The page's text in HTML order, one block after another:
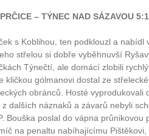
– TÝNEC NAD SÁZAVOU 5:1
s Koblihou, ten podklouzl a nabídl
střelou si dobře vyběhnuvší
Týnečtí, ale domácí zlobili
kličkou gólmanovi dostal ze
obránců. Hosté vyprodukovali
dalších náznaků a závarů nebyli
Bouška poslal do vápna průnikovou
na penaltu nabíhajícímu